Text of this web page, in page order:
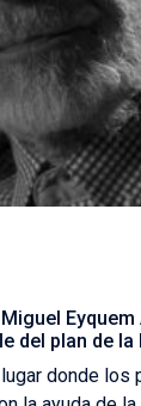
del plan de la
donde